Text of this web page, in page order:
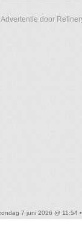
door
7 juni 2026 @ 11:54